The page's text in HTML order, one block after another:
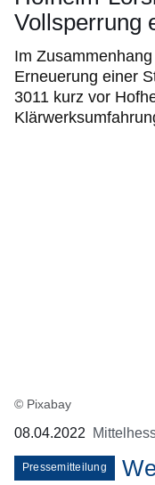
Vollsperrung
Im
Erneuerung einer
3011 kurz vor
© Pixabay
08.04.2022
Pressemitteilung